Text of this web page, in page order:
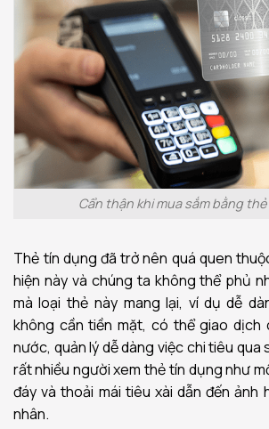
Cẩn thận khi mua sắm bằng
Thẻ tín dụng đã trở nên quá quen
hiện này và chúng ta không thể phủ
mà loại thẻ này mang lại, ví dụ dễ
không cần tiền mặt, có thể giao dịch
nước, quản lý dễ dàng việc chi tiêu qua
rất nhiều người xem thẻ tín dụng như
đáy và thoải mái tiêu xài dẫn đến ảnh
nhân.